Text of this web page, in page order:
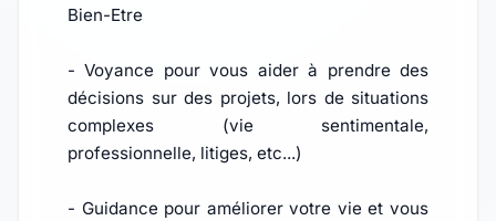
Bien-Etre
- Voyance pour vous aider à prendre des
décisions sur des projets, lors de situations
complexes (vie sentimentale,
professionnelle, litiges, etc...)
- Guidance pour améliorer votre vie et vous